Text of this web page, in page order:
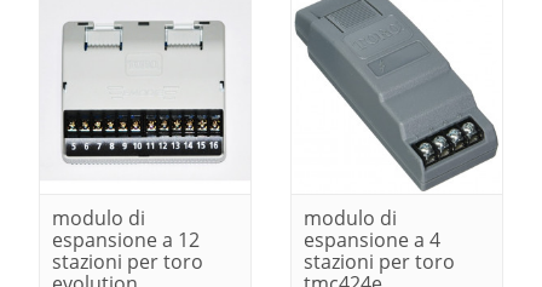
modulo di
espansione a 12
stazioni per toro
modulo di
espansione a 4
stazioni per toro